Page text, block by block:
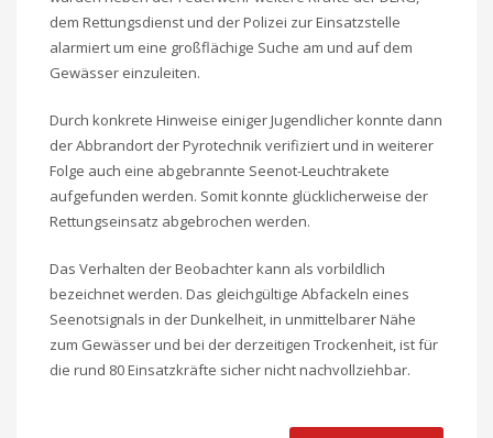
dem Rettungsdienst und der Polizei zur Einsatzstelle
alarmiert um eine großflächige Suche am und auf dem
Gewässer einzuleiten.
Durch konkrete Hinweise einiger Jugendlicher konnte dann
der Abbrandort der Pyrotechnik verifiziert und in weiterer
Folge auch eine abgebrannte Seenot-Leuchtrakete
aufgefunden werden. Somit konnte glücklicherweise der
Rettungseinsatz abgebrochen werden.
Das Verhalten der Beobachter kann als vorbildlich
bezeichnet werden. Das gleichgültige Abfackeln eines
Seenotsignals in der Dunkelheit, in unmittelbarer Nähe
zum Gewässer und bei der derzeitigen Trockenheit, ist für
die rund 80 Einsatzkräfte sicher nicht nachvollziehbar.